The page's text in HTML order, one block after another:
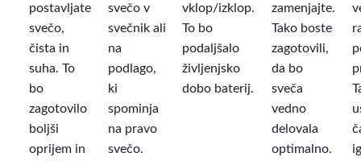
postavljate
svečo,
čista in
suha. To
bo
zagotovilo
boljši
oprijem in
svečo v
svečnik ali
na
podlago,
ki
spominja
na pravo
svečo.
vklop/izklop.
To bo
podaljšalo
življenjsko
dobo baterij.
zamenjajte.
Tako boste
zagotovili,
da bo
sveča
vedno
delovala
optimalno.